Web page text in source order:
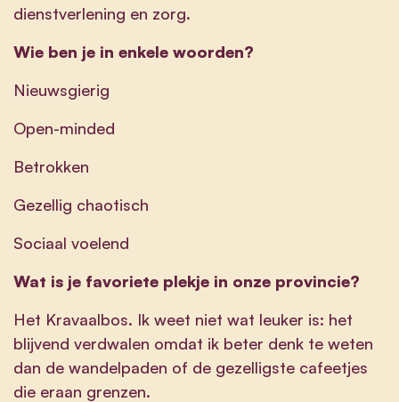
dienstverlening en zorg.
Wie ben je in enkele woorden?
Nieuwsgierig
Open-minded
Betrokken
Gezellig chaotisch
Sociaal voelend
Wat is je favoriete plekje in onze provincie?
Het Kravaalbos. Ik weet niet wat leuker is: het
blijvend verdwalen omdat ik beter denk te weten
dan de wandelpaden of de gezelligste cafeetjes
die eraan grenzen.